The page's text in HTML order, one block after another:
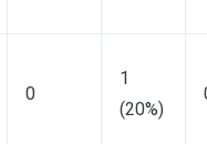
0
1
(20%)